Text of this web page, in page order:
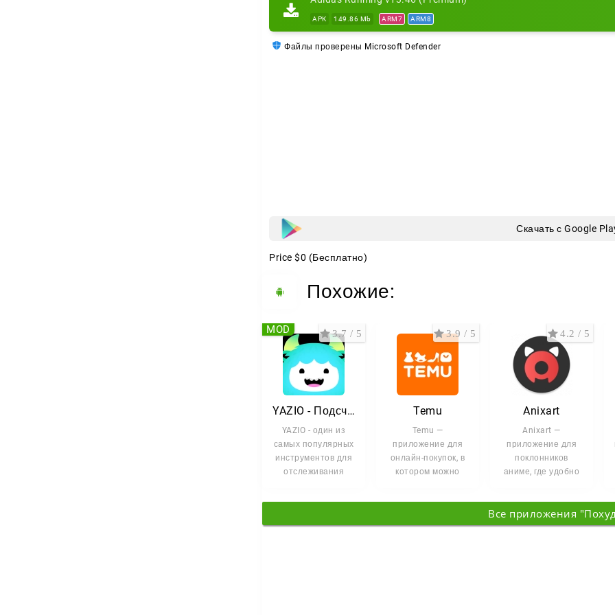
коротких пробежек, а более опытный пользователь —
статистикой и дополнительными инструментами
APK 149.86 Mb ARM7 ARM8
Файлы проверены Microsoft Defender
Скачать с Google
Price $0 (Бесплатно)
Похожие:
YAZIO - Подсчет Калорий
YAZIO - один из
самых популярных
инструментов для
отслеживания
3.7 / 5
MOD
Temu
Temu —
приложение для
онлайн-покупок, в
котором можно
3.9 / 5
Anixart
Anixart —
приложение для
поклонников
аниме, где удобно
новинками и
4.2 / 5
Все приложения